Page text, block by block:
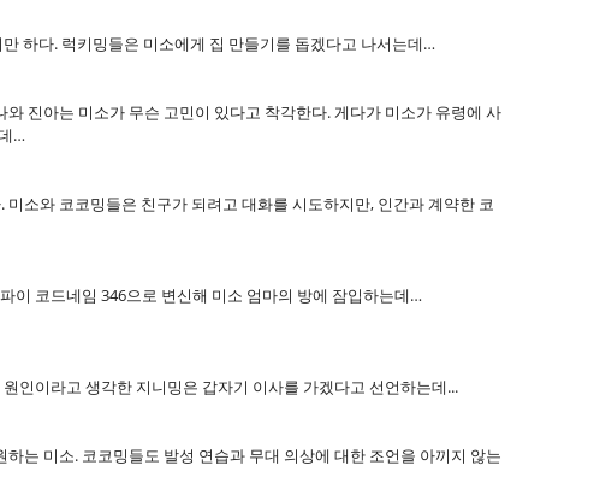
하다. 럭키밍들은 미소에게 집 만들기를 돕겠다고 나서는데…
진아는 미소가 무슨 고민이 있다고 착각한다. 게다가 미소가 유령에 사
…
소와 코코밍들은 친구가 되려고 대화를 시도하지만, 인간과 계약한 코
이 코드네임 346으로 변신해 미소 엄마의 방에 잠입하는데…
인이라고 생각한 지니밍은 갑자기 이사를 가겠다고 선언하는데...
는 미소. 코코밍들도 발성 연습과 무대 의상에 대한 조언을 아끼지 않는